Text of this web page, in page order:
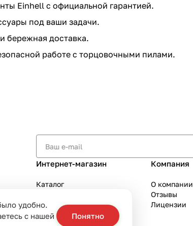
удобно.
с нашей
Понятно
Einhell с официальной гарантией.
под ваши задачи.
бережная доставка.
работе с торцовочными пилами.
Интернет-магазин
Каталог
Бренды
Услуги
Компания
О компании
Отзывы
Лицензии